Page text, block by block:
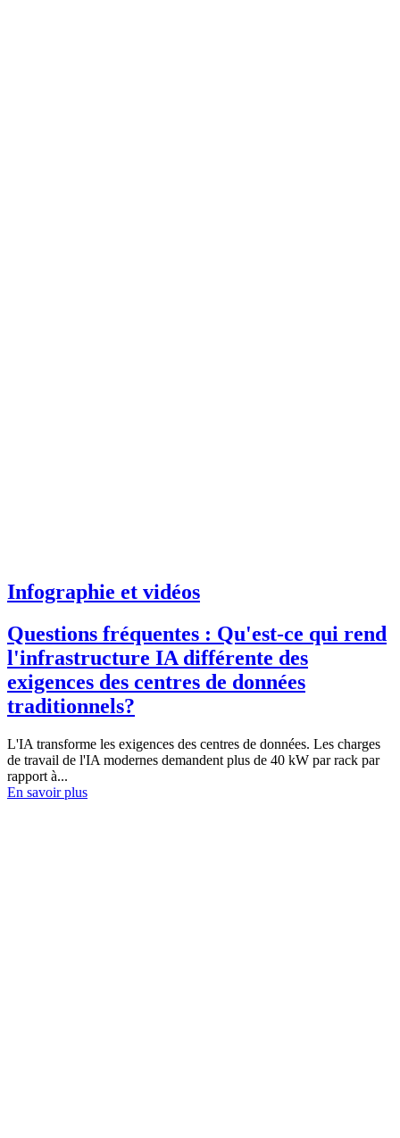
Infographie et vidéos
Questions fréquentes : Qu'est-ce qui rend
l'infrastructure IA différente des
exigences des centres de données
traditionnels?
L'IA transforme les exigences des centres de données. Les charges
de travail de l'IA modernes demandent plus de 40 kW par rack par
rapport à...
En savoir plus